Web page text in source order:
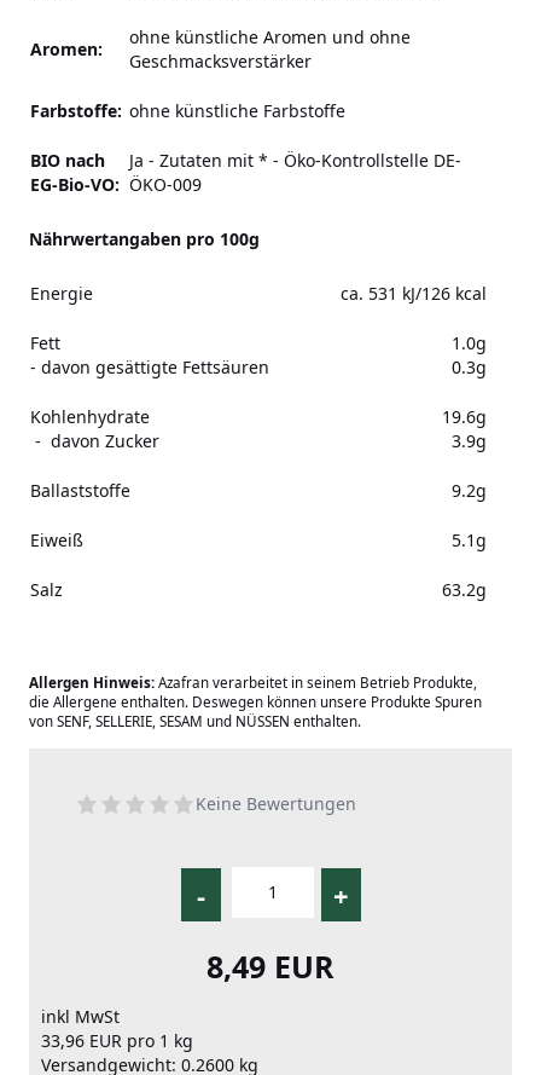
Aromen:
ohne künstliche Aromen und ohne
Geschmacksverstärker
Farbstoffe: ohne künstliche Farbstoffe
BIO nach
EG-Bio-VO:
Ja - Zutaten mit * - Öko-Kontrollstelle DE-
ÖKO-009
Nährwertangaben pro 100g
Energie ca. 531 kJ/126 kcal
Fett
- davon gesättigte Fettsäuren
1.0g
0.3g
Kohlenhydrate
- davon Zucker
19.6g
3.9g
Ballaststoffe 9.2g
Eiweiß 5.1g
Salz 63.2g
Allergen Hinweis: Azafran verarbeitet in seinem Betrieb Produkte,
die Allergene enthalten. Deswegen können unsere Produkte Spuren
von SENF, SELLERIE, SESAM und NÜSSEN enthalten.
Keine Bewertungen
- +
8,49 EUR
inkl MwSt
33,96 EUR pro 1 kg
Versandgewicht: 0.2600 kg